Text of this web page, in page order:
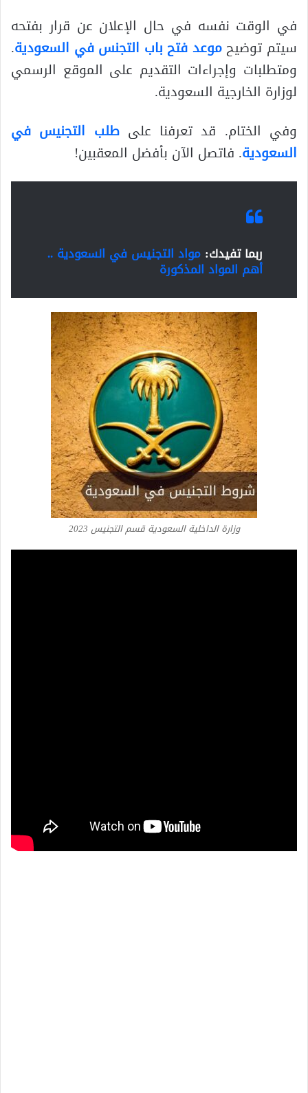
في الوقت نفسه في حال الإعلان عن قرار بفتحه
سيتم توضيحموعد فتح باب التجنس في السعودية.
ومتطلبات وإجراءات التقديم على الموقع الرسمي
لوزارة الخارجية السعودية.
وفي الختام. قد تعرفنا علىطلب التجنيس في
السعودية. فاتصل الآن بأفضل المعقبين!
ربما تفيدك: مواد التجنيس في السعودية ..
أهم المواد المذكورة
وزارة الداخلية السعودية قسم التجنيس 2023